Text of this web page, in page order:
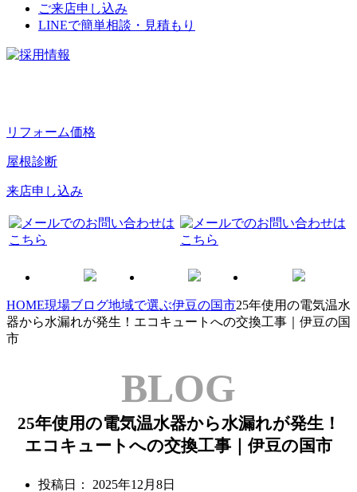
ご来店申し込み
LINEで簡単相談・見積もり
リフォーム価格
屋根診断
来店申し込み
HOME現場ブログ地域で選ぶ伊豆の国市25年使用の電気温水
器から水漏れが発生！エコキュートへの交換工事｜伊豆の国
市
BLOG
25年使用の電気温水器から水漏れが発生！
エコキュートへの交換工事｜伊豆の国市
投稿日： 2025年12月8日